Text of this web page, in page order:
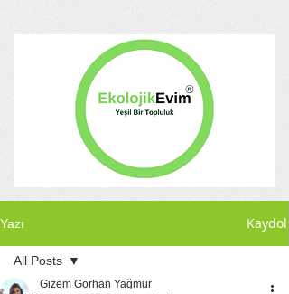
Yazı Kaydol
All Posts
Gizem Görhan Yağmur